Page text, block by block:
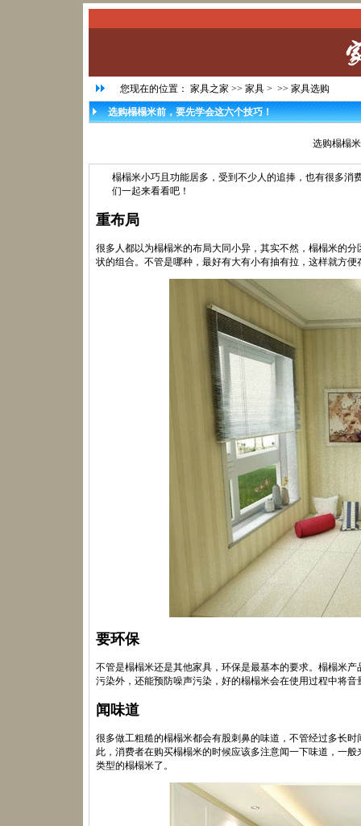
您现在的位置： 家具之家 >> 家具 > >> 家具选购
选购榻榻米前，要先学会这六个技巧！
选购榻榻
榻榻米小巧且功能居多，受到不少人的追捧，也有很多
们一起来看看吧！
重布局
很多人都以为榻榻米的布局大同小异，其实不然，榻榻米的
状的组合。不管是哪种，最好有大有小有抽有拉，这样就方便
要环保
不管是榻榻米还是其他家具，环保是最基本的要求。榻榻米
污染外，还能预防噪声污染，好的榻榻米会在使用过程中将音
闻味道
很多做工粗糙的榻榻米都会有股刺鼻的味道，不管经过多长
此，消费者在购买榻榻米的时候应该多注意闻一下味道，一
类型的榻榻米了。